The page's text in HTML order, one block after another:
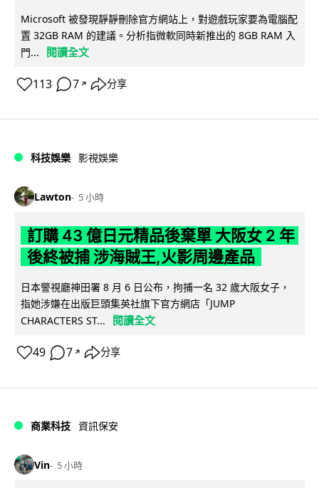
Microsoft 被發現靜靜刪除官方網站上，對遊戲玩家要為電腦配
置 32GB RAM 的建議。分析指微軟同時新推出的 8GB RAM 入
門...
閱讀全文
113 7 ↗ 分享
科技娛樂 影視娛樂
Lawton 5 小時
訂購 43 億日元精品後棄單 大阪女 2 年
後終被捕 涉海賊王,火影周邊產品
日本警視廳神田署 8 月 6 日公布，拘捕一名 32 歲大阪女子，
指她涉嫌在出版巨頭集英社旗下官方網店「JUMP
CHARACTERS ST...
閱讀全文
49 7 ↗ 分享
商業科技 資訊保安
Vin 5 小時